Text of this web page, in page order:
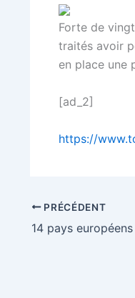
Forte de
traités avoir
en place une
[ad_2]
https://
PRÉCÉDENT